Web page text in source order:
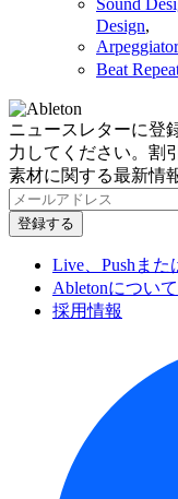
Design,
Arpeggiator
Beat
ニュースレターに登
力してください。割
素材に関する最新情
Live、Pushまた
Abletonについて
採用情報